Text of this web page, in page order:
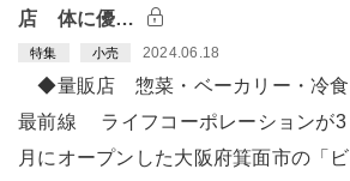
店 体に優…
特集 小売 2024.06.18
◆量販店 惣菜・ベーカリー・冷食
最前線 ライフコーポレーションが3
月にオープンした大阪府箕面市の「ビ